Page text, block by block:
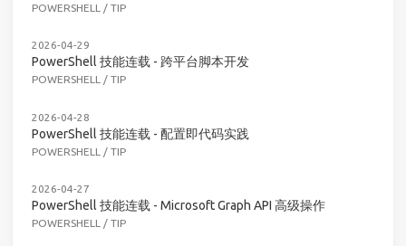
POWERSHELL / TIP
2026-04-29
PowerShell 技能连载 - 跨平台脚本开发
POWERSHELL / TIP
2026-04-28
PowerShell 技能连载 - 配置即代码实践
POWERSHELL / TIP
2026-04-27
PowerShell 技能连载 - Microsoft Graph API 高级操作
POWERSHELL / TIP